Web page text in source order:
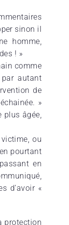
sinon il
homme,
! »
comme
autant
de
»
plus âgée,
ou
pourtant
en
d’avoir «
protection